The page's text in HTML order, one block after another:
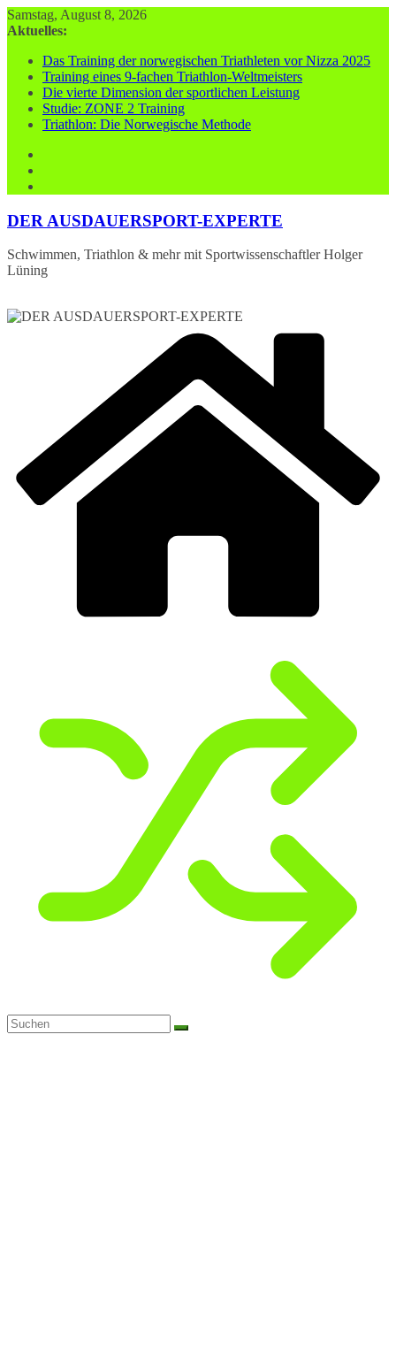
Zum
Inhalt
Samstag, August 8, 2026
Aktuelles:
Das Training der norwegischen Triathleten vor Nizza 2025
Training eines 9-fachen Triathlon-Weltmeisters
Die vierte Dimension der sportlichen Leistung
Studie: ZONE 2 Training
Triathlon: Die Norwegische Methode
DER AUSDAUERSPORT-EXPERTE
Schwimmen, Triathlon & mehr mit Sportwissenschaftler Holger
Lüning